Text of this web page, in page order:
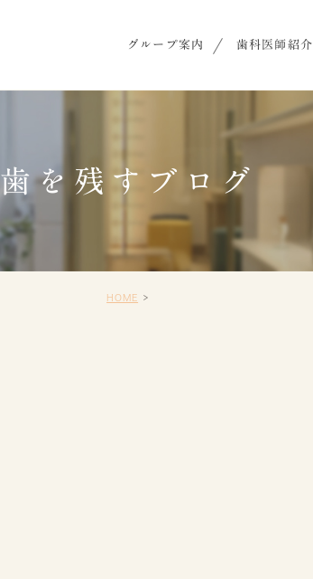
グループ案内 歯科医師紹介
歯を残すブログ
HOME